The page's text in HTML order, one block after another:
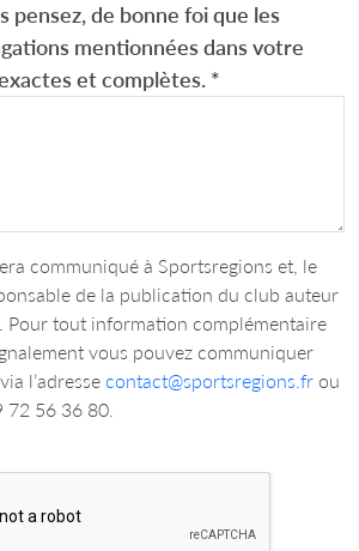
pensez, de bonne foi que les
mentionnées dans votre
et complètes. *
communiqué à Sportsregions et, le
de la publication du club auteur
Pour tout information complémentaire
vous pouvez communiquer
l’adresse contact@sportsregions.fr ou
72 56 36 80.